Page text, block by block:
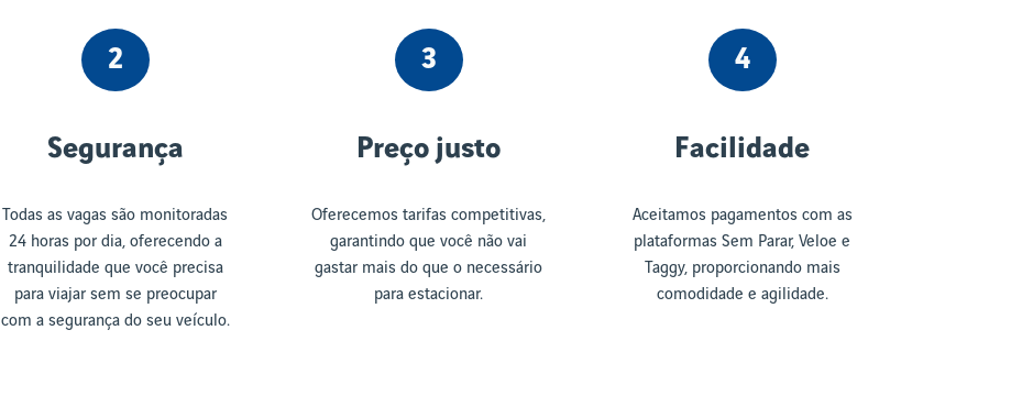
2
Segurança
Todas as vagas são monitoradas
24 horas por dia, oferecendo a
tranquilidade que você precisa
para viajar sem se preocupar
com a segurança do seu veículo.
3
Preço justo
Oferecemos tarifas competitivas,
garantindo que você não vai
gastar mais do que o necessário
para estacionar.
4
Facilidade
Aceitamos pagamentos com as
plataformas Sem Parar, Veloe e
Taggy, proporcionando mais
comodidade e agilidade.